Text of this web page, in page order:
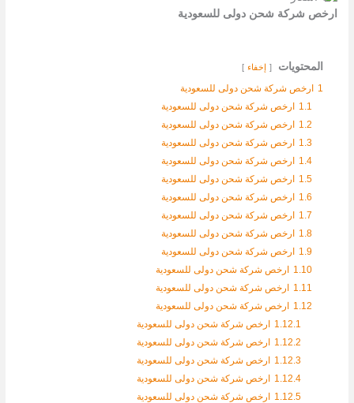
ارخص شركة شحن دولى للسعودية
المحتويات إخفاء
1
ارخص شركة شحن دولى للسعودية
1.1
ارخص شركة شحن دولى للسعودية
1.2
ارخص شركة شحن دولى للسعودية
1.3
ارخص شركة شحن دولى للسعودية
1.4
ارخص شركة شحن دولى للسعودية
1.5
ارخص شركة شحن دولى للسعودية
1.6
ارخص شركة شحن دولى للسعودية
1.7
ارخص شركة شحن دولى للسعودية
1.8
ارخص شركة شحن دولى للسعودية
1.9
ارخص شركة شحن دولى للسعودية
1.10
ارخص شركة شحن دولى للسعودية
1.11
ارخص شركة شحن دولى للسعودية
1.12
ارخص شركة شحن دولى للسعودية
1.12.1
ارخص شركة شحن دولى للسعودية
1.12.2
ارخص شركة شحن دولى للسعودية
1.12.3
ارخص شركة شحن دولى للسعودية
1.12.4
ارخص شركة شحن دولى للسعودية
1.12.5
ارخص شركة شحن دولى للسعودية